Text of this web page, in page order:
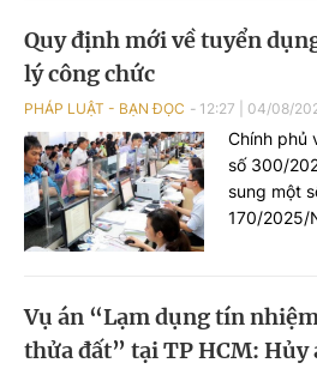
phạm tội
Quy định mới về tuyển
lý công chức
PHÁP LUẬT - BẠN ĐỌC 12:27 04/08/
Chính phủ
số 300/
sung một
170/2025/
Vụ án “Lạm dụng tín
thửa đất” tại TP HCM: Hủy